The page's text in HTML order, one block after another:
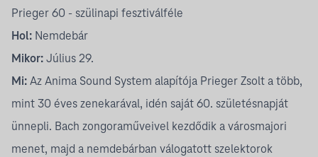
Prieger 60 - szülinapi fesztiválféle
Hol: Nemdebár
Mikor: Július 29.
Mi: Az Anima Sound System alapítója Prieger Zsolt a több,
mint 30 éves zenekarával, idén saját 60. születésnapját
ünnepli. Bach zongoraműveivel kezdődik a városmajori
menet, majd a nemdebárban válogatott szelektorok